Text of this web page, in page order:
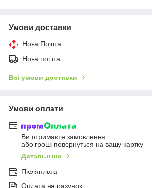
Умови доставки
Нова Пошта
Нова пошта
Всі умови доставки
Умови оплати
Ви отримаєте замовлення
або гроші повернуться на вашу картку
Детальніше
Післяплата
Оплата на рахунок